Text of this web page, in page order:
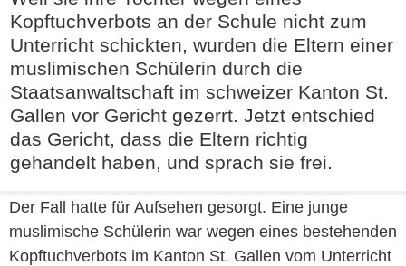
DEBATTE
Kopftuchverbots an der Schule nicht zum
Unterricht schickten, wurden die Eltern einer
muslimischen Schülerin durch die
Staatsanwaltschaft im schweizer Kanton St.
Gallen vor Gericht gezerrt. Jetzt entschied
das Gericht, dass die Eltern richtig
gehandelt haben, und sprach sie frei.
Der Fall hatte für Aufsehen gesorgt. Eine junge
muslimische Schülerin war wegen eines bestehenden
Kopftuchverbots im Kanton St. Gallen vom Unterricht